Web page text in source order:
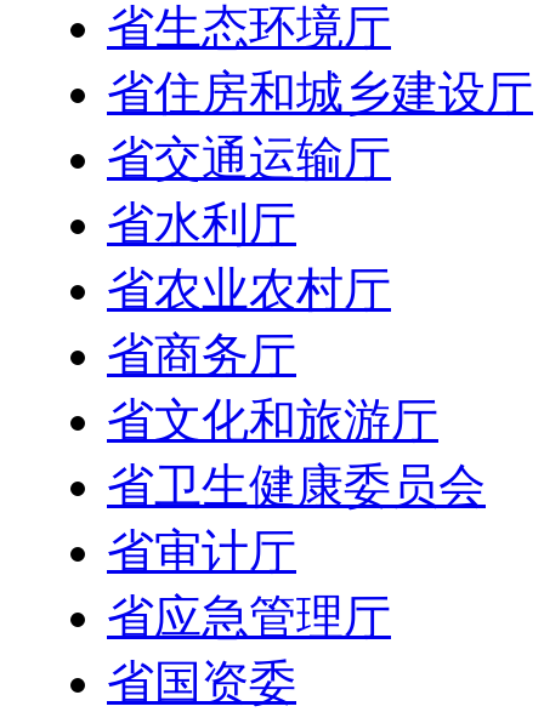
省生态环境厅
省住房和城乡建设厅
省交通运输厅
省水利厅
省农业农村厅
省商务厅
省文化和旅游厅
省卫生健康委员会
省审计厅
省应急管理厅
省国资委